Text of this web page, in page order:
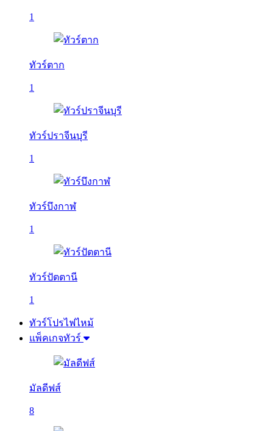
1
ทัวร์ตาก
1
ทัวร์ปราจีนบุรี
1
ทัวร์บึงกาฬ
1
ทัวร์ปัตตานี
1
ทัวร์โปรไฟไหม้
แพ็คเกจทัวร์
มัลดีฟส์
8